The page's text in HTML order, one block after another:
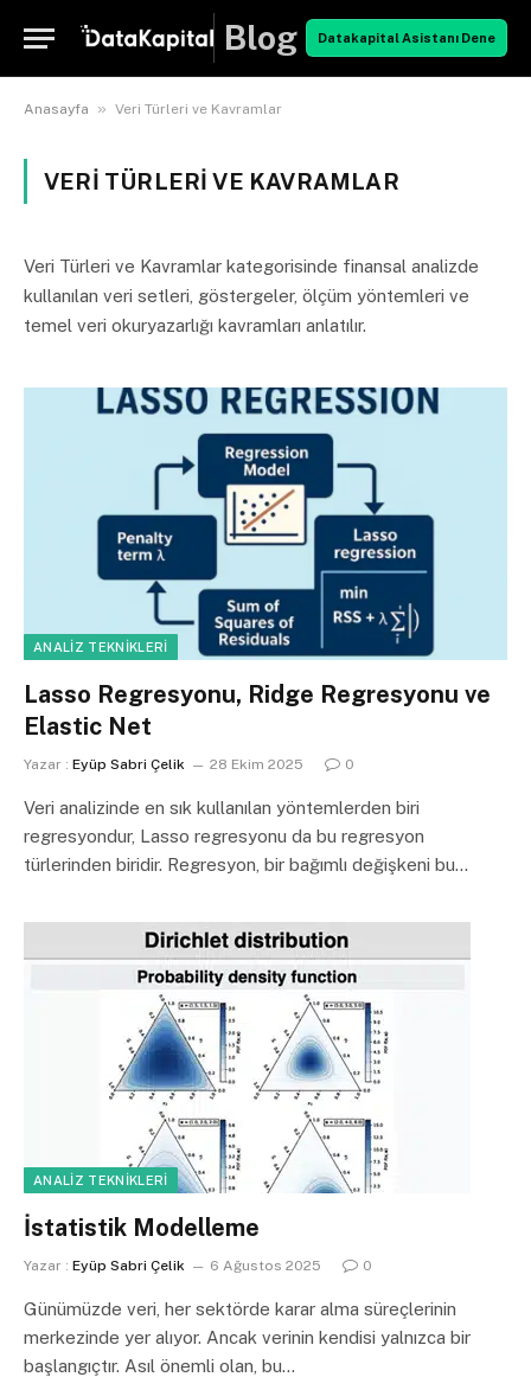
Blog Datakapital Asistanı Dene
Anasayfa » Veri Türleri ve Kavramlar
VERI TÜRLERI VE KAVRAMLAR
Veri Türleri ve Kavramlar kategorisinde finansal analizde
kullanılan veri setleri, göstergeler, ölçüm yöntemleri ve
temel veri okuryazarlığı kavramları anlatılır.
ANALIZ TEKNIKLERI
Lasso Regresyonu, Ridge Regresyonu ve
Elastic Net
Yazar : Eyüp Sabri Çelik 28 Ekim 2025 0
Veri analizinde en sık kullanılan yöntemlerden biri
regresyondur, Lasso regresyonu da bu regresyon
türlerinden biridir. Regresyon, bir bağımlı değişkeni bu…
ANALIZ TEKNIKLERI
İstatistik Modelleme
Yazar : Eyüp Sabri Çelik 6 Ağustos 2025 0
Günümüzde veri, her sektörde karar alma süreçlerinin
merkezinde yer alıyor. Ancak verinin kendisi yalnızca bir
başlangıçtır. Asıl önemli olan, bu…